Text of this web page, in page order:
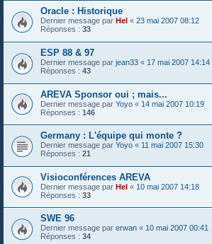
Oracle : Historique
Dernier message par Hel « 23 mai 2007 08:12
Réponses : 33
ESP 88 & 97
Dernier message par jean33 « 17 mai 2007 14:14
Réponses : 43
AREVA Sponsor oui ; mais...
Dernier message par Yoyo « 14 mai 2007 10:19
Réponses : 146
Germany : L'équipe qui monte ?
Dernier message par Yoyo « 11 mai 2007 15:30
Réponses : 21
Visioconférences AREVA
Dernier message par Hel « 10 mai 2007 14:18
Réponses : 33
SWE 96
Dernier message par erwan « 10 mai 2007 00:41
Réponses : 34